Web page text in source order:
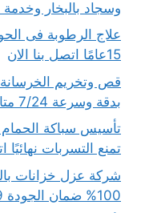
وسجاد بالبخار وخدمة
15عامًا اتصل بنا الان
بدقة وسرعة 7/24 متاحين اتصل الان
تمنع التسربات نهائيًا
100% ضمان الجودة 99% اتصل بنا الان